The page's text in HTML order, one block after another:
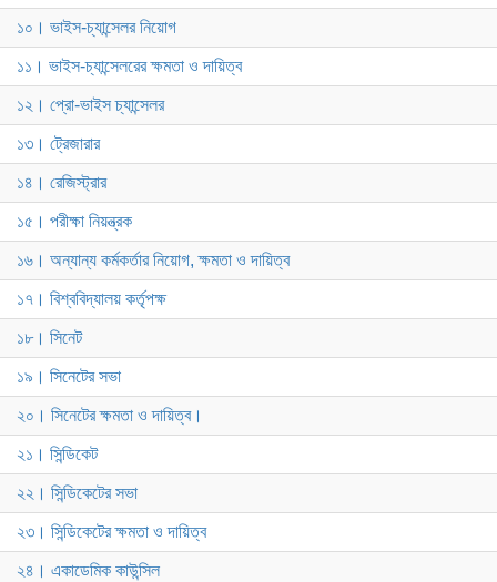
১০। ভাইস-চ্যান্সেলর নিয়োগ
১১। ভাইস-চ্যান্সেলরের ক্ষমতা ও দায়িত্ব
১২। প্রো-ভাইস চ্যান্সেলর
১৩। ট্রেজারার
১৪। রেজিস্ট্রার
১৫। পরীক্ষা নিয়ন্ত্রক
১৬। অন্যান্য কর্মকর্তার নিয়োগ, ক্ষমতা ও দায়িত্ব
১৭। বিশ্ববিদ্যালয় কর্তৃপক্ষ
১৮। সিনেট
১৯। সিনেটের সভা
২০। সিনেটের ক্ষমতা ও দায়িত্ব।
২১। সিন্ডিকেট
২২। সিন্ডিকেটের সভা
২৩। সিন্ডিকেটের ক্ষমতা ও দায়িত্ব
২৪। একাডেমিক কাউন্সিল